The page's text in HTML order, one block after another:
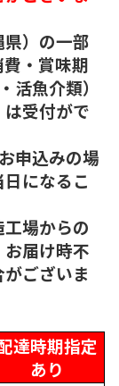
）の一部
・賞味期
活魚介類）
受付がで
申込みの場
になるこ
場からの
届け時不
ございま
達時期指定
あり